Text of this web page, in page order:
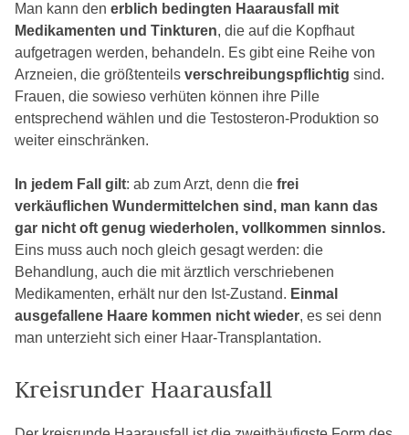
Man kann den erblich bedingten Haarausfall mit
Medikamenten und Tinkturen, die auf die Kopfhaut
aufgetragen werden, behandeln. Es gibt eine Reihe von
Arzneien, die größtenteils verschreibungspflichtig sind.
Frauen, die sowieso verhüten können ihre Pille
entsprechend wählen und die Testosteron-Produktion so
weiter einschränken.
In jedem Fall gilt: ab zum Arzt, denn die frei
verkäuflichen Wundermittelchen sind, man kann das
gar nicht oft genug wiederholen, vollkommen sinnlos.
Eins muss auch noch gleich gesagt werden: die
Behandlung, auch die mit ärztlich verschriebenen
Medikamenten, erhält nur den Ist-Zustand. Einmal
ausgefallene Haare kommen nicht wieder, es sei denn
man unterzieht sich einer Haar-Transplantation.
Kreisrunder Haarausfall